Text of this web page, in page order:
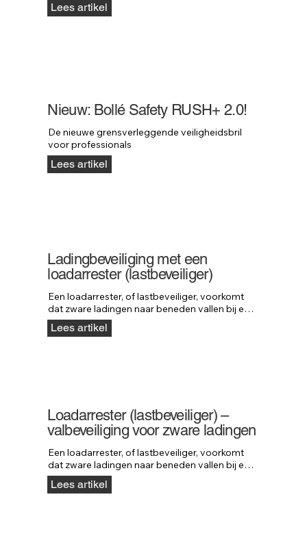
Lees artikel
Nieuw: Bollé Safety RUSH+ 2.0!
De nieuwe grensverleggende veiligheidsbril
voor professionals
Lees artikel
Ladingbeveiliging met een
loadarrester (lastbeveiliger)
Een loadarrester, of lastbeveiliger, voorkomt
dat zware ladingen naar beneden vallen bij een
defect aan hijs- of machineonderdelen. De rem
grijpt direct in wanneer een last valt, waardoor
Lees artikel
Loadarrester (lastbeveiliger) –
valbeveiliging voor zware ladingen
Een loadarrester, of lastbeveiliger, voorkomt
dat zware ladingen naar beneden vallen bij een
defect aan hijs- of machineonderdelen. Het
systeem werkt als valbeveiliging voor
Lees artikel